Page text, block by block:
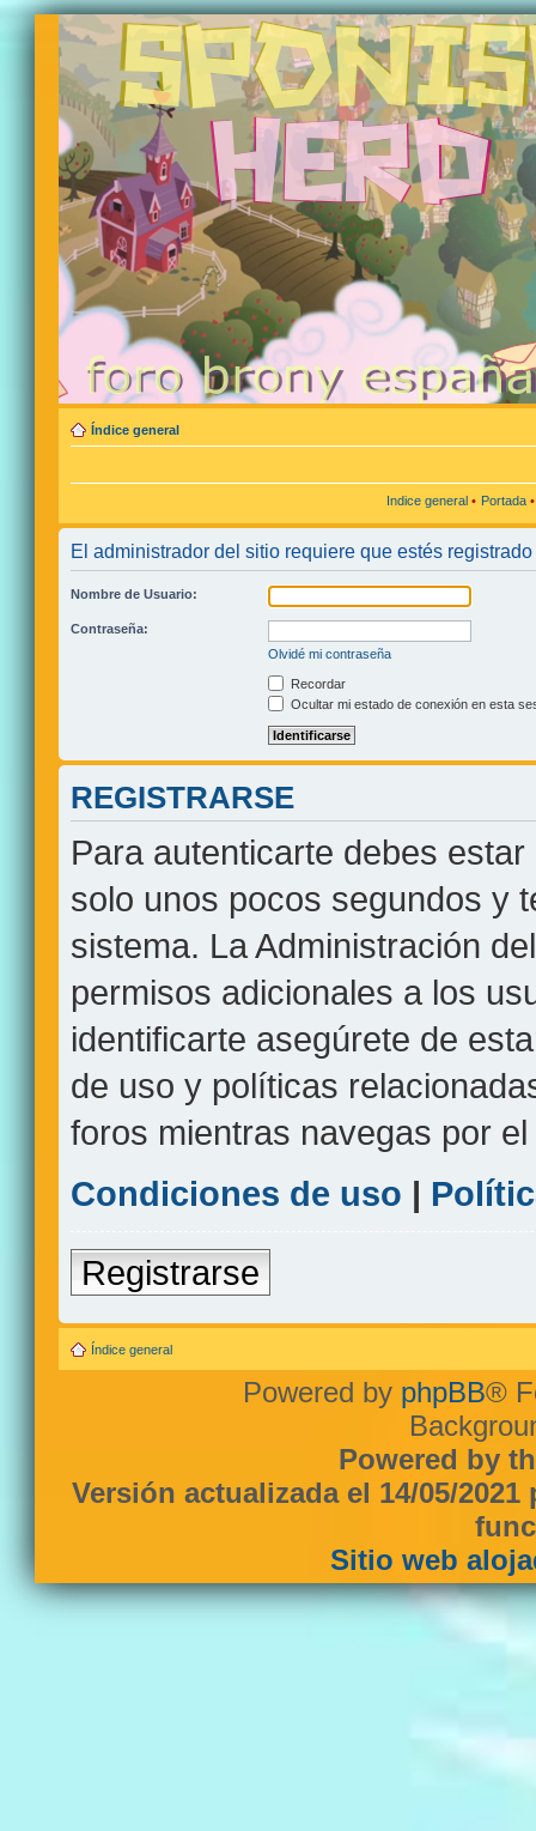
Índice general
Indice general • Portada
El administrador del sitio requiere que estés
Nombre de Usuario:
Contraseña:
Olvidé mi contraseña
Recordar
Ocultar mi estado de conexión en esta
REGISTRARSE
Para autenticarte debes
solo unos pocos segundos y
sistema. La Administración
permisos adicionales a los
identificarte asegúrete de
de uso y políticas
foros mientras navegas por el
Condiciones de uso |
Registrarse
Índice general
Powered by phpBB®
Powered by
Versión actualizada el 14/05/
Sitio web